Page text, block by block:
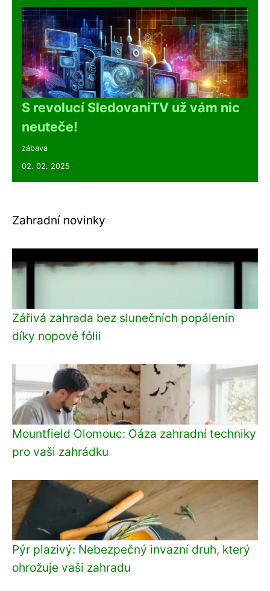
S revolucí SledovaniTV už vám nic
neuteče!
zábava
02. 02. 2025
Zahradní novinky
Zářivá zahrada bez slunečních popálenin
díky nopové fólii
Mountfield Olomouc: Oáza zahradní techniky
pro vaši zahrádku
Pýr plazivý: Nebezpečný invazní druh, který
ohrožuje vaši zahradu